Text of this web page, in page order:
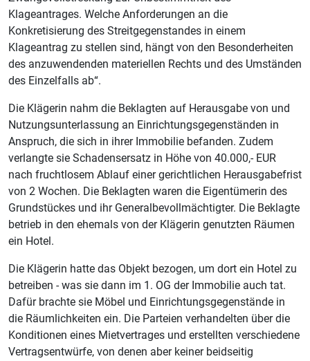
Klageantrages. Welche Anforderungen an die
Konkretisierung des Streitgegenstandes in einem
Klageantrag zu stellen sind, hängt von den Besonderheiten
des anzuwendenden materiellen Rechts und des Umständen
des Einzelfalls ab“.
Die Klägerin nahm die Beklagten auf Herausgabe von und
Nutzungsunterlassung an Einrichtungsgegenständen in
Anspruch, die sich in ihrer Immobilie befanden. Zudem
verlangte sie Schadensersatz in Höhe von 40.000,- EUR
nach fruchtlosem Ablauf einer gerichtlichen Herausgabefrist
von 2 Wochen. Die Beklagten waren die Eigentümerin des
Grundstückes und ihr Generalbevollmächtigter. Die Beklagte
betrieb in den ehemals von der Klägerin genutzten Räumen
ein Hotel.
Die Klägerin hatte das Objekt bezogen, um dort ein Hotel zu
betreiben - was sie dann im 1. OG der Immobilie auch tat.
Dafür brachte sie Möbel und Einrichtungsgegenstände in
die Räumlichkeiten ein. Die Parteien verhandelten über die
Konditionen eines Mietvertrages und erstellten verschiedene
Vertragsentwürfe, von denen aber keiner beidseitig